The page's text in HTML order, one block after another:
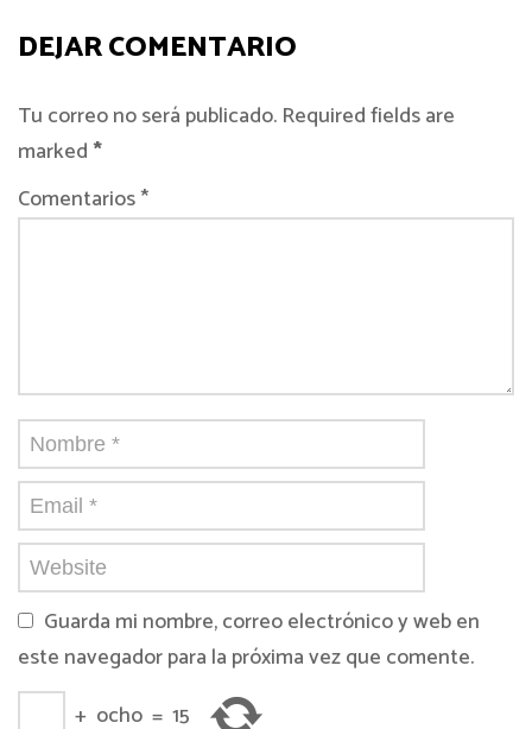
DEJAR COMENTARIO
Tu correo no será publicado. Required fields are
marked*
Comentarios *
Guarda mi nombre, correo electrónico y web en
este navegador para la próxima vez que comente.
+ ocho = 15